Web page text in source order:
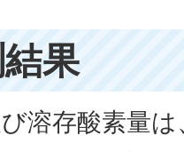
果
溶存酸素量